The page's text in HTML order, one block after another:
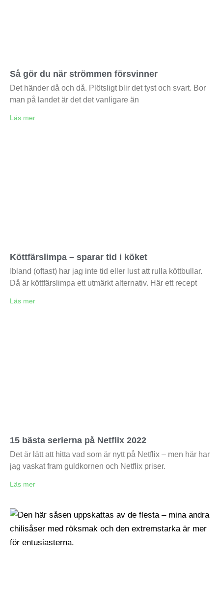
Så gör du när strömmen försvinner
Det händer då och då. Plötsligt blir det tyst och svart. Bor
man på landet är det det vanligare än
Läs mer
Köttfärslimpa – sparar tid i köket
Ibland (oftast) har jag inte tid eller lust att rulla köttbullar.
Då är köttfärslimpa ett utmärkt alternativ. Här ett recept
Läs mer
15 bästa serierna på Netflix 2022
Det är lätt att hitta vad som är nytt på Netflix – men här har
jag vaskat fram guldkornen och Netflix priser.
Läs mer